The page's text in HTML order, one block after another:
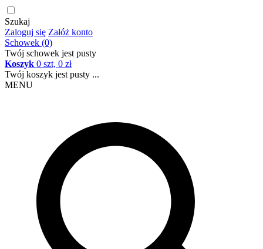
Szukaj
Zaloguj się Załóż konto
Schowek (0)
Twój schowek jest pusty
Koszyk 0 szt, 0 zł
Twój koszyk jest pusty ...
MENU